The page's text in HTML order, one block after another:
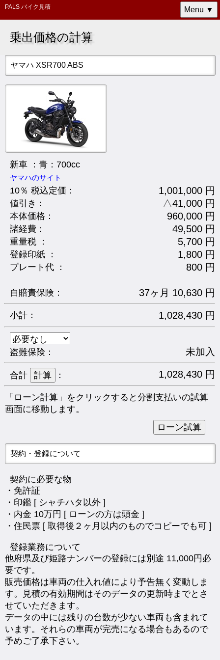
PALS バイク見積 Menu ▼
乗出価格の計算
ヤマハ XSR700 ABS
新車 ：青：700cc
ヤマハのサイト
10％ 税込定価： 1,001,000 円
値引き： △41,000 円
本体価格： 960,000 円
諸経費： 49,500 円
重量税 ： 5,700 円
登録印紙 ： 1,800 円
プレート代 ： 800 円
自賠責保険： 37ヶ月 10,630 円
小計： 1,028,430 円
盗難保険： 未加入
合計 ： 1,028,430 円
「ローン計算」をクリックすると分割支払いの試算
画面に移動します。
契約・登録について
契約に必要な物
・免許証
・印鑑 [ シャチハタ以外 ]
・内金 10万円 [ ローンの方は頭金 ]
・住民票 [ 取得後２ヶ月以内のものでコピーでも可 ]
登録業務について
他府県及び姫路ナンバーの登録には別途 11,000円必
要です。
販売価格は車両の仕入れ値により予告無く変動しま
す。見積の有効期間はそのデータの更新時までとさ
せていただきます。
データの中には残りの台数が少ない車両も含まれて
います。それらの車両が完売になる場合もあるので
予めご了承下さい。